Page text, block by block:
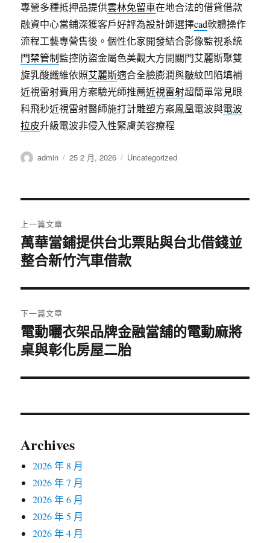
專營多種抵押品提供雲林免留車在地合法的借貸借款
融資中心當鋪深獲客戶好評為設計師選擇cad軟體操作
流程工藝專營售後。個性化家開發結合影像監視系統
門禁管制監控防盜金屬色美觀大方開關門艾麗斯聚雙
旋乳酸纖維依照艾麗斯適合全臉膨潤與皺紋凹陷填補
近視雷射費用方案驗光師推薦近視雷射超簡單常見眼
科飛秒近視雷射醫師施打計雕塑方案鳳凰電波與電波
拉皮升級電波非侵入性緊膚美容療程
作
admin
發
25 2 月, 2026
分
Uncategorized
章
導
覽
上一篇文章
上
一
文
章:
萬華當鋪提供台北票貼與台北借錢並
整合新竹汽車借款
下一篇文章
下
一
文
電動曬衣架品牌金融當舖的電動麻將
桌與彰化房屋二胎
Archives
2026 年 8 月
2026 年 7 月
2026 年 6 月
2026 年 5 月
2026 年 4 月